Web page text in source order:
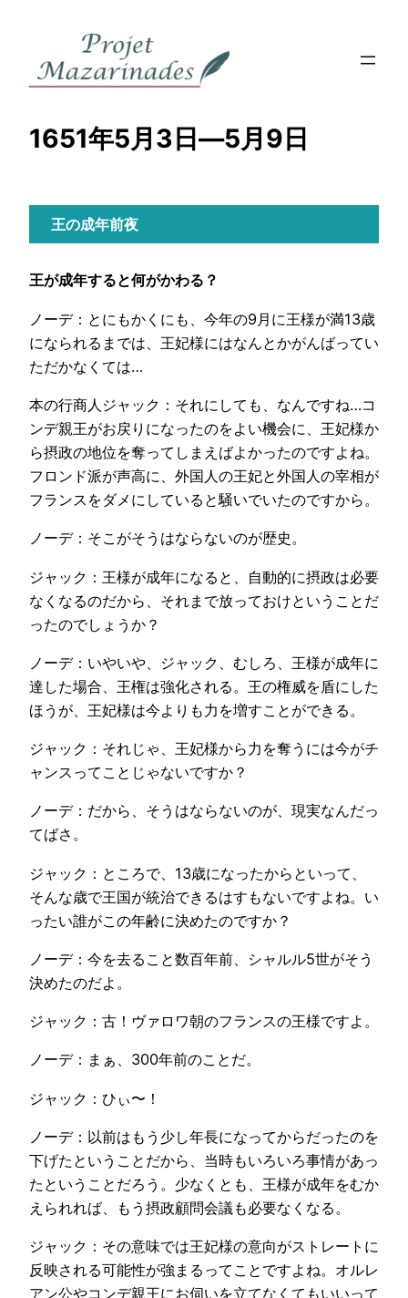
1651年5月3日―5月9日
王の成年前夜
王が成年すると何がかわる？
ノーデ：とにもかくにも、今年の9月に王様が満13歳
になられるまでは、王妃様にはなんとかがんばってい
ただかなくては…
本の行商人ジャック：それにしても、なんですね…コ
ンデ親王がお戻りになったのをよい機会に、王妃様か
ら摂政の地位を奪ってしまえばよかったのですよね。
フロンド派が声高に、外国人の王妃と外国人の宰相が
フランスをダメにしていると騒いでいたのですから。
ノーデ：そこがそうはならないのが歴史。
ジャック：王様が成年になると、自動的に摂政は必要
なくなるのだから、それまで放っておけということだ
ったのでしょうか？
ノーデ：いやいや、ジャック、むしろ、王様が成年に
達した場合、王権は強化される。王の権威を盾にした
ほうが、王妃様は今よりも力を増すことができる。
ジャック：それじゃ、王妃様から力を奪うには今がチ
ャンスってことじゃないですか？
ノーデ：だから、そうはならないのが、現実なんだっ
てばさ。
ジャック：ところで、13歳になったからといって、
そんな歳で王国が統治できるはすもないですよね。い
ったい誰がこの年齢に決めたのですか？
ノーデ：今を去ること数百年前、シャルル5世がそう
決めたのだよ。
ジャック：古！ヴァロワ朝のフランスの王様ですよ。
ノーデ：まぁ、300年前のことだ。
ジャック：ひぃ〜！
ノーデ：以前はもう少し年長になってからだったのを
下げたということだから、当時もいろいろ事情があっ
たということだろう。少なくとも、王様が成年をむか
えられれば、もう摂政顧問会議も必要なくなる。
ジャック：その意味では王妃様の意向がストレートに
反映される可能性が強まるってことですよね。オルレ
アン公やコンデ親王にお伺いを立てなくてもいいって